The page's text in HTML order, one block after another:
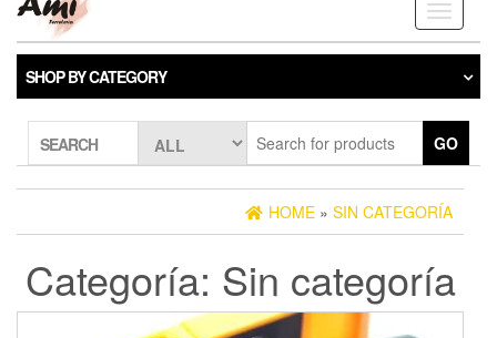
Toggle
SHOP BY CATEGORY
SEARCH GO
HOME » SIN CATEGORÍA
Categoría: Sin categoría